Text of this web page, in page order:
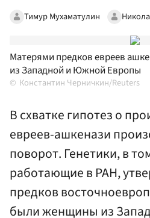
Тимур Мухаматулин
Матерями предков евреев
из Западной и Южной Европы
Константин Черничкин/Reuters
В схватке гипотез о
евреев-ашкенази
поворот. Генетики, в
работающие в РАН,
предков
были женщины из